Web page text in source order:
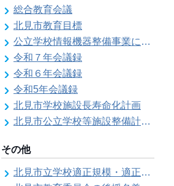
総合教育会議
北見市教育目標
公立学校情報機器整備事業に係る各種計画の策定
令和７年会議録
令和６年会議録
令和5年会議録
北見市学校施設長寿命化計画
北見市公立学校等施設整備計画のお知らせ
その他
北見市立学校適正規模・適正配置検討委員会